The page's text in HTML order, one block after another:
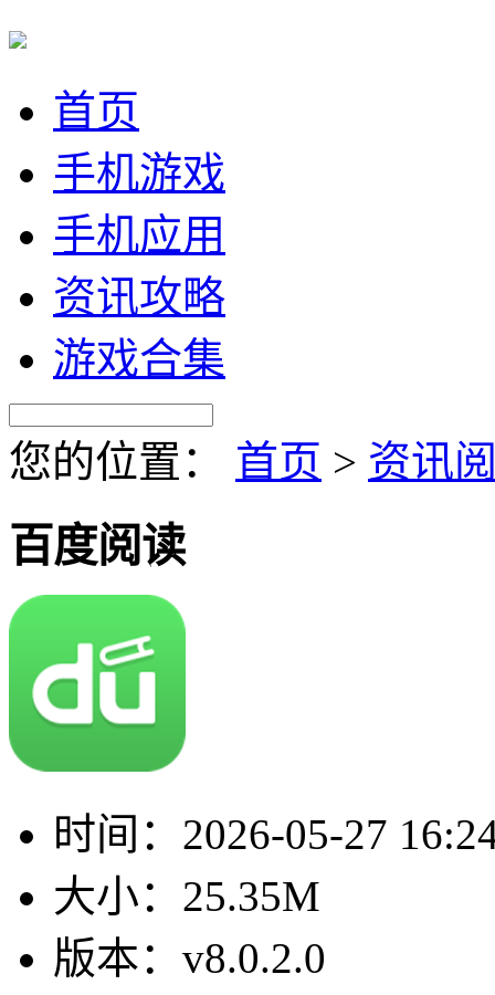
首页
手机游戏
手机应用
资讯攻略
游戏合集
您的位置： 首页 > 资讯
百度阅读
时间： 2026-05-27
大小： 25.35M
版本： v8.0.2.0